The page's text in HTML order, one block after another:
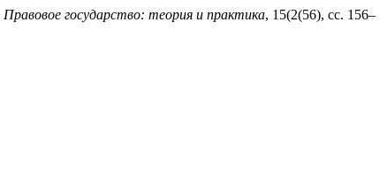
Правовое государство: теория и практика, 15(2(56), сс. 156–